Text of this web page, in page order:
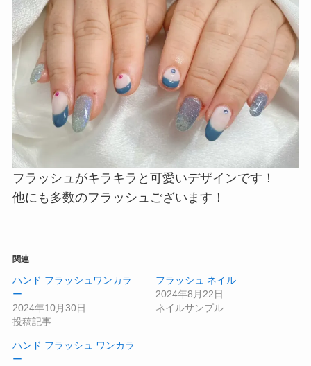
フラッシュがキラキラと可愛いデザインです！
他にも多数のフラッシュございます！
関連
ハンド フラッシュワンカラ
ー
2024年10月30日
投稿記事
フラッシュ ネイル
2024年8月22日
ネイルサンプル
ハンド フラッシュ ワンカラ
ー